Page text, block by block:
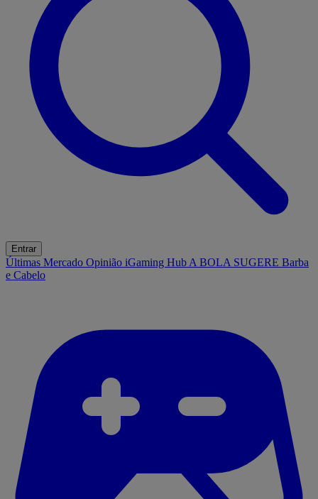
Entrar
Últimas Mercado Opinião iGaming Hub A BOLA SUGERE Barba
e Cabelo